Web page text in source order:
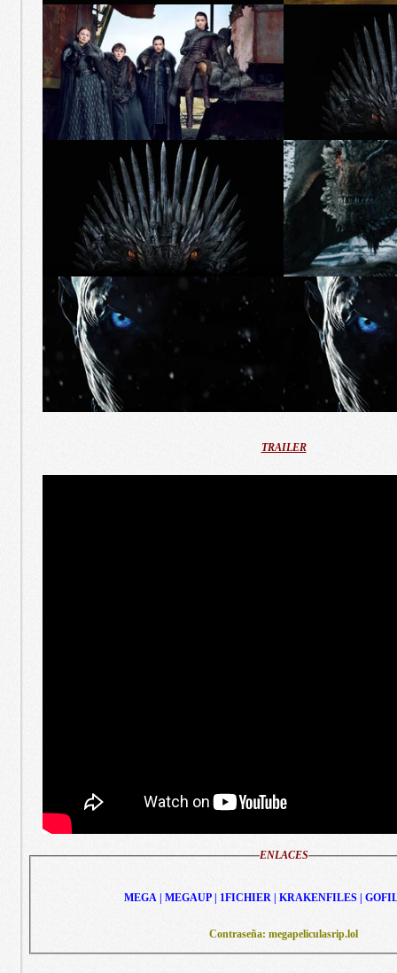
TRAILER
ENLACES
MEGA | MEGAUP | 1FICHIER | KRAKENFILES |
Contraseña: megapeliculasrip.lol